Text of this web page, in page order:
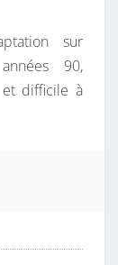
sur
90,
difficile à